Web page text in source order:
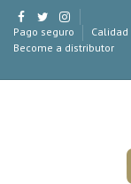
Pago seguro Calidad
Become a distributor